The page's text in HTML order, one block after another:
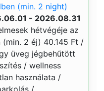
(min. 2 night)
- 2026.08.31
hétvégéje az
(min. 2 éj) 40.145 Ft /
üveg jégbehűtött
/ wellness
használata /
/